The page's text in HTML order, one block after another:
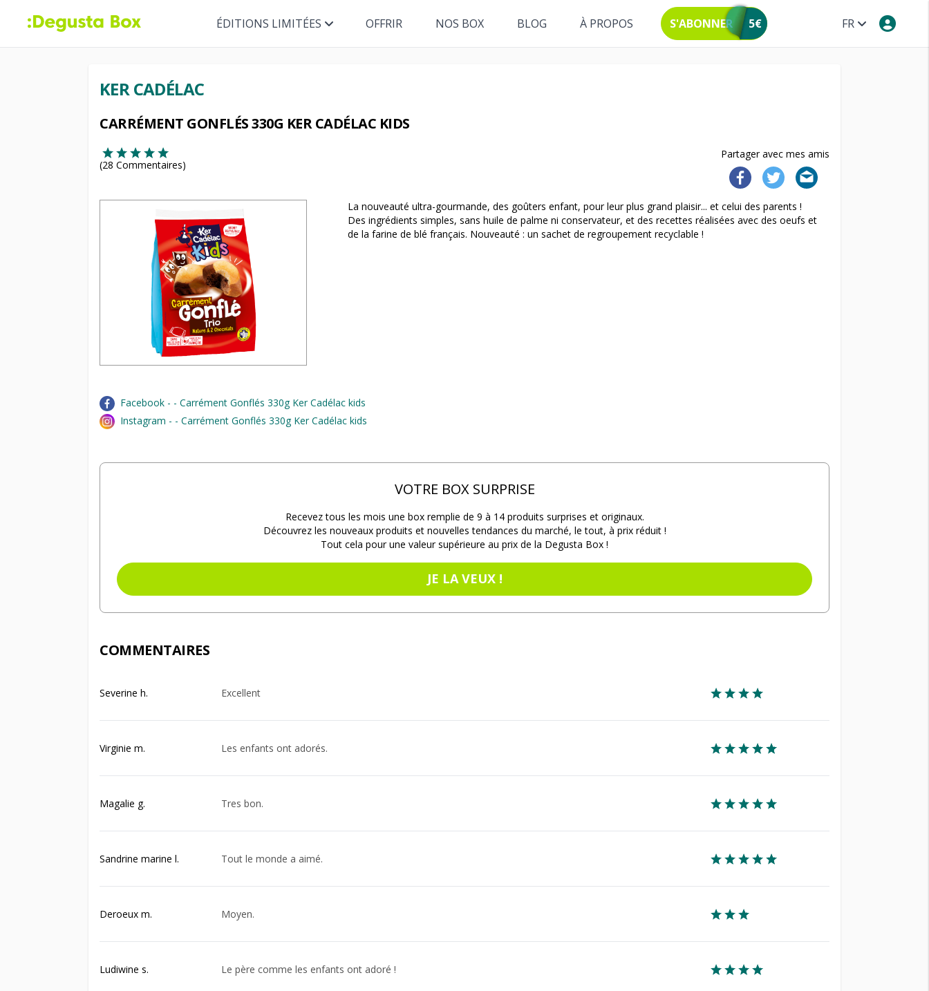
FR
ÉDITIONS LIMITÉES OFFRIR NOS BOX BLOG À PROPOS S'ABONNER 5€
KER CADÉLAC
CARRÉMENT GONFLÉS 330G KER CADÉLAC KIDS
Partager avec mes amis
(28 Commentaires)
La nouveauté ultra-gourmande, des goûters enfant, pour leur plus grand plaisir... et celui des parents !
Des ingrédients simples, sans huile de palme ni conservateur, et des recettes réalisées avec des oeufs et
de la farine de blé français. Nouveauté : un sachet de regroupement recyclable !
Facebook - - Carrément Gonflés 330g Ker Cadélac kids
Instagram - - Carrément Gonflés 330g Ker Cadélac kids
VOTRE BOX SURPRISE
Recevez tous les mois une box remplie de 9 à 14 produits surprises et originaux.
Découvrez les nouveaux produits et nouvelles tendances du marché, le tout, à prix réduit !
Tout cela pour une valeur supérieure au prix de la Degusta Box !
JE LA VEUX !
COMMENTAIRES
Severine h. Excellent
Virginie m. Les enfants ont adorés.
Magalie g. Tres bon.
Sandrine marine l. Tout le monde a aimé.
Deroeux m. Moyen.
Ludiwine s. Le père comme les enfants ont adoré !